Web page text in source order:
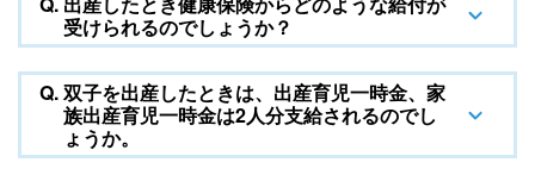
受けられるのでしょうか？
Q.双子を出産したときは、出産育児一時金、家
族出産育児一時金は2人分支給されるのでし
ょうか。